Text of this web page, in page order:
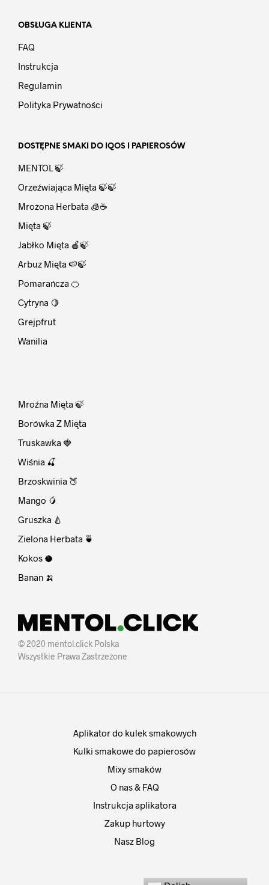
OBSŁUGA KLIENTA
FAQ
Instrukcja
Regulamin
Polityka Prywatności
DOSTĘPNE SMAKI DO IQOS I PAPIEROSÓW
MENTOL 🍃
Orzeźwiająca Mięta 🍃🍃
Mrożona Herbata 🧊☕
Mięta 🍃
Jabłko Mięta 🍎🍃
Arbuz Mięta 🍉🍃
Pomarańcza 🍊
Cytryna 🍋
Grejpfrut
Wanilia
Mroźna Mięta 🍃
Borówka Z Mięta
Truskawka 🍓
Wiśnia 🍒
Brzoskwinia 🍑
Mango 🥭
Gruszka 🍐
Zielona Herbata 🍵
Kokos 🥥
Banan 🍌
© 2020 mentol.click Polska
Wszystkie Prawa Zastrzeżone
Aplikator do kulek smakowych
Kulki smakowe do papierosów
Mixy smaków
O nas & FAQ
Instrukcja aplikatora
Zakup hurtowy
Nasz Blog